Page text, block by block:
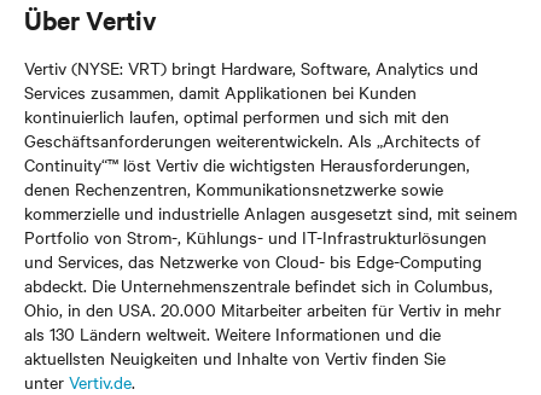
Über Vertiv
Vertiv (NYSE: VRT) bringt Hardware, Software, Analytics und
Services zusammen, damit Applikationen bei Kunden
kontinuierlich laufen, optimal performen und sich mit den
Geschäftsanforderungen weiterentwickeln. Als „Architects of
Continuity“™ löst Vertiv die wichtigsten Herausforderungen,
denen Rechenzentren, Kommunikationsnetzwerke sowie
kommerzielle und industrielle Anlagen ausgesetzt sind, mit seinem
Portfolio von Strom-, Kühlungs- und IT-Infrastrukturlösungen
und Services, das Netzwerke von Cloud- bis Edge-Computing
abdeckt. Die Unternehmenszentrale befindet sich in Columbus,
Ohio, in den USA. 20.000 Mitarbeiter arbeiten für Vertiv in mehr
als 130 Ländern weltweit. Weitere Informationen und die
aktuellsten Neuigkeiten und Inhalte von Vertiv finden Sie
unter Vertiv.de.